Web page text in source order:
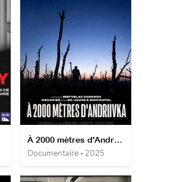
À 2000 mètres d'Andriivka
Documentaire • 2025